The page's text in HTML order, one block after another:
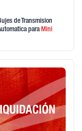
de Transmision
paraMini